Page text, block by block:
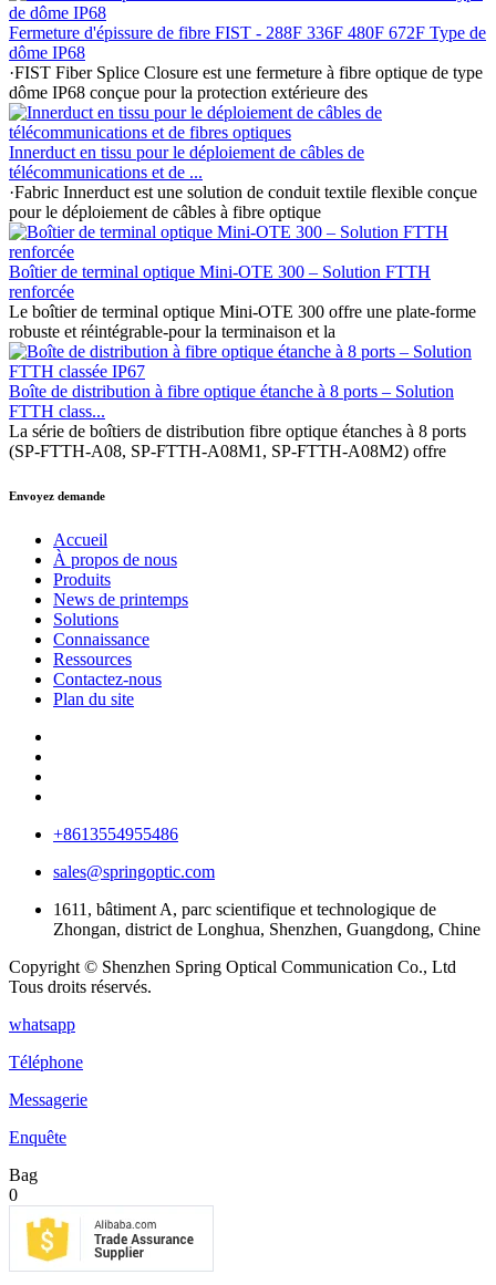
Fermeture d'épissure de fibre FIST - 288F 336F 480F 672F Type de
dôme IP68
·FIST Fiber Splice Closure est une fermeture à fibre optique de type
dôme IP68 conçue pour la protection extérieure des
Innerduct en tissu pour le déploiement de câbles de
télécommunications et de ...
·Fabric Innerduct est une solution de conduit textile flexible conçue
pour le déploiement de câbles à fibre optique
Boîtier de terminal optique Mini-OTE 300 – Solution FTTH
renforcée
Le boîtier de terminal optique Mini-OTE 300 offre une plate-forme
robuste et réintégrable-pour la terminaison et la
Boîte de distribution à fibre optique étanche à 8 ports – Solution
FTTH class...
La série de boîtiers de distribution fibre optique étanches à 8 ports
(SP-FTTH-A08, SP-FTTH-A08M1, SP-FTTH-A08M2) offre
Envoyez demande
Accueil
À propos de nous
Produits
News de printemps
Solutions
Connaissance
Ressources
Contactez-nous
Plan du site
+8613554955486
sales@springoptic.com
1611, bâtiment A, parc scientifique et technologique de
Zhongan, district de Longhua, Shenzhen, Guangdong, Chine
Copyright © Shenzhen Spring Optical Communication Co., Ltd
Tous droits réservés.
whatsapp
Téléphone
Messagerie
Enquête
Bag
0